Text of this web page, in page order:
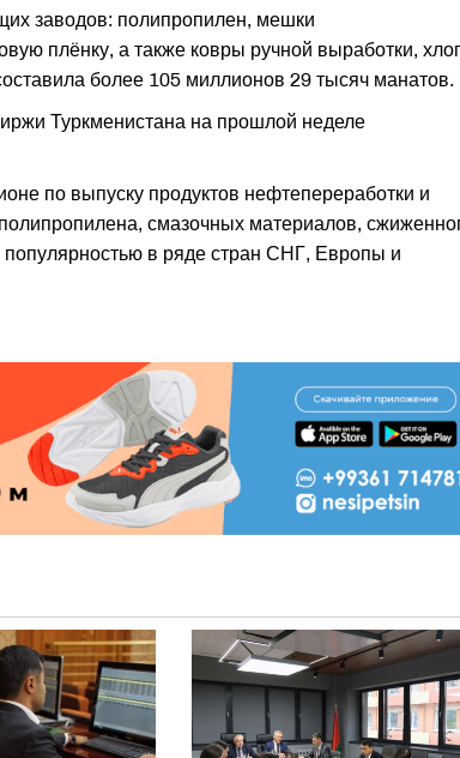
заводов: полипропилен, мешки
плёнку, а также ковры ручной выработки,
более 105 миллионов 29 тысяч манатов.
Туркменистана на прошлой неделе
по выпуску продуктов нефтепереработки и
смазочных материалов,
популярностью в ряде стран СНГ, Европы и